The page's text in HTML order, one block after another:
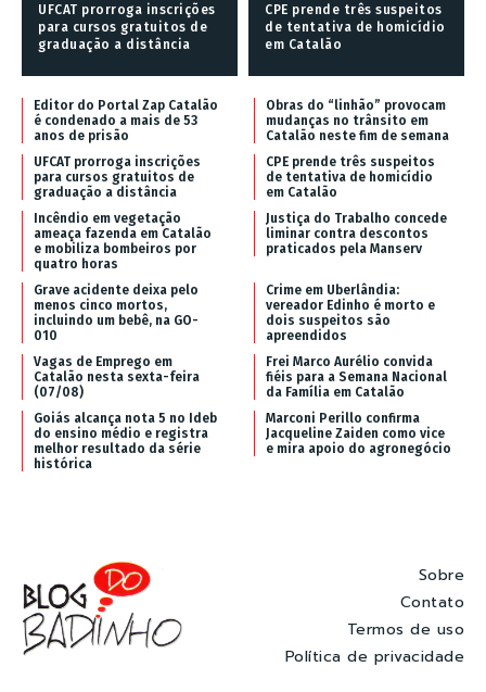
UFCAT prorroga inscrições
para cursos gratuitos de
graduação a distância
CPE prende três suspeitos
de tentativa de homicídio
em Catalão
Editor do Portal Zap Catalão
é condenado a mais de 53
anos de prisão
Obras do “linhão” provocam
mudanças no trânsito em
Catalão neste fim de semana
UFCAT prorroga inscrições
para cursos gratuitos de
graduação a distância
CPE prende três suspeitos
de tentativa de homicídio
em Catalão
Incêndio em vegetação
ameaça fazenda em Catalão
e mobiliza bombeiros por
quatro horas
Justiça do Trabalho concede
liminar contra descontos
praticados pela Manserv
Grave acidente deixa pelo
menos cinco mortos,
incluindo um bebê, na GO-
010
Crime em Uberlândia:
vereador Edinho é morto e
dois suspeitos são
apreendidos
Vagas de Emprego em
Catalão nesta sexta-feira
(07/08)
Frei Marco Aurélio convida
fiéis para a Semana Nacional
da Família em Catalão
Goiás alcança nota 5 no Ideb
do ensino médio e registra
melhor resultado da série
histórica
Marconi Perillo confirma
Jacqueline Zaiden como vice
e mira apoio do agronegócio
Sobre
Contato
Termos de uso
Política de privacidade